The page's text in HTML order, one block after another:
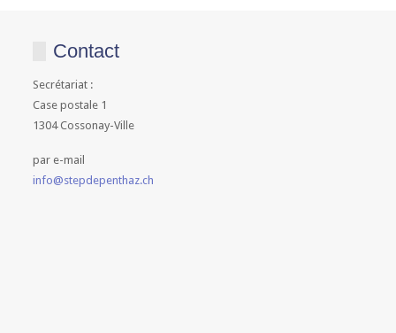
Contact
Secrétariat :
Case postale 1
1304 Cossonay-Ville
par e-mail
info@stepdepenthaz.ch